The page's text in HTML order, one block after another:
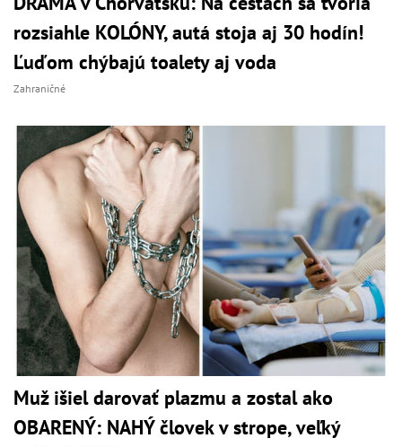
rozsiahle KOLÓNY, autá stoja aj 30 hodín!
Ľuďom chýbajú toalety aj voda
Zahraničné
Muž išiel darovať plazmu a zostal ako
OBARENÝ: NAHÝ človek v strope, veľký